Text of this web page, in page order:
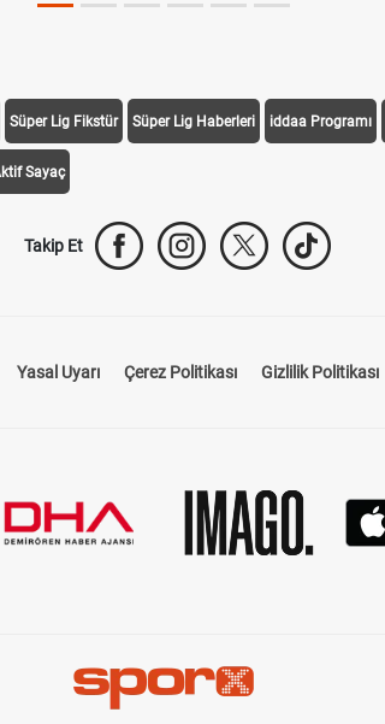
Süper Lig Fikstür Süper Lig Haberleri iddaa Programı
Sayaç
Takip Et
Yasal Uyarı Çerez Politikası Gizlilik Politikası